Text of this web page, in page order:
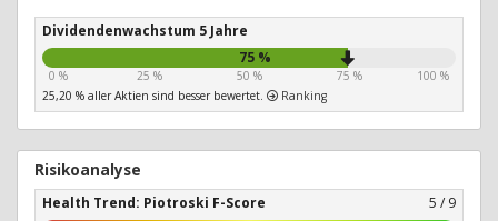
Dividendenwachstum 5 Jahre
75 %
0 % 25 % 50 % 75 %
100 %
25,20 % aller Aktien sind besser bewertet.
Ranking
Risikoanalyse
Health Trend: Piotroski F-Score 5 / 9